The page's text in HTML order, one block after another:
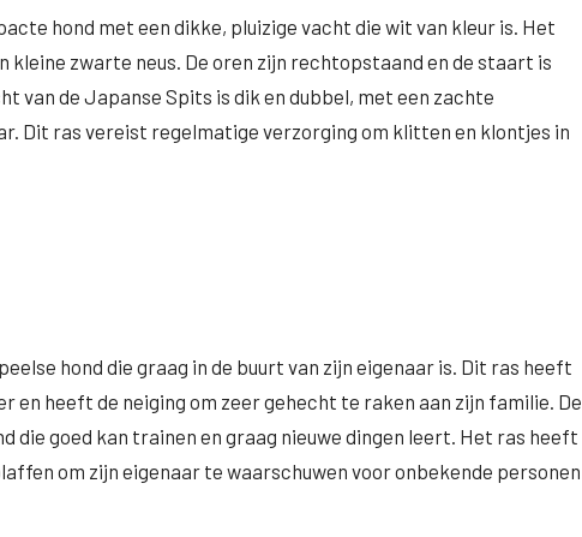
hond met een dikke, pluizige vacht die wit van kleur is. Het
kleine zwarte neus. De oren zijn rechtopstaand en de staart is
van de Japanse Spits is dik en dubbel, met een zachte
Dit ras vereist regelmatige verzorging om klitten en klontjes in
hond die graag in de buurt van zijn eigenaar is. Dit ras heeft
en heeft de neiging om zeer gehecht te raken aan zijn familie. De
die goed kan trainen en graag nieuwe dingen leert. Het ras heeft
om zijn eigenaar te waarschuwen voor onbekende personen